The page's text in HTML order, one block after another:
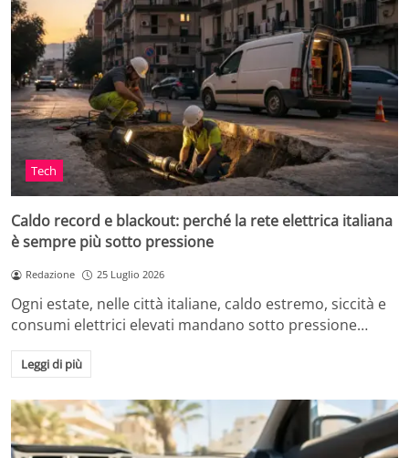
Tech
Caldo record e blackout: perché la rete elettrica italiana
è sempre più sotto pressione
Redazione 25 Luglio 2026
Ogni estate, nelle città italiane, caldo estremo, siccità e
consumi elettrici elevati mandano sotto pressione…
Leggi di più